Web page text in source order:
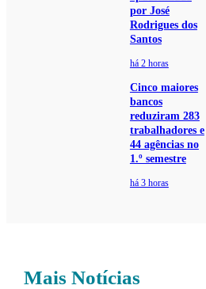
por José
Rodrigues dos
Santos
há 2 horas
Cinco maiores
bancos
reduziram 283
trabalhadores e
44 agências no
1.º semestre
há 3 horas
Mais Notícias